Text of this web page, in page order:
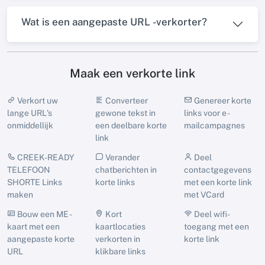
Wat is een aangepaste URL -verkorter?
Maak een verkorte link
Verkort uw
lange URL's
onmiddellijk
Converteer
gewone tekst in
een deelbare korte
link
Genereer korte
links voor e -
mailcampagnes
CREEK-READY
TELEFOON
SHORTE Links
maken
Verander
chatberichten in
korte links
Deel
contactgegevens
met een korte link
met VCard
Bouw een ME -
kaart met een
aangepaste korte
URL
Kort
kaartlocaties
verkorten in
klikbare links
Deel wifi-
toegang met een
korte link